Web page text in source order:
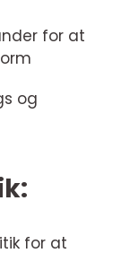
for at
og
for at